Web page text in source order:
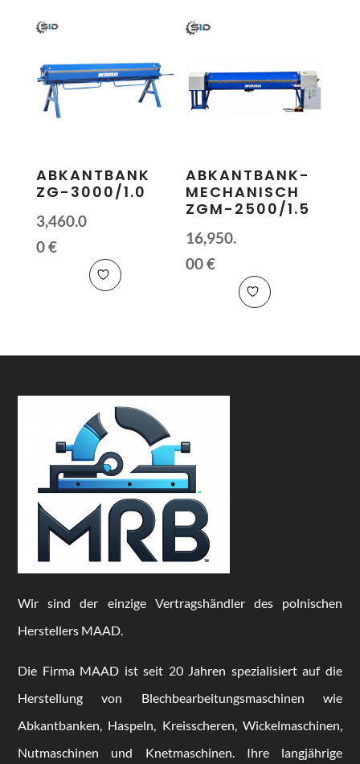
ABKANTBANK
ZG-3000/1.0
3,460.0
0€
ABKANTBANK-
MECHANISCH
ZGM-2500/1.5
16,950.
00€
Wir sind der einzige Vertragshändler des polnischen
Herstellers MAAD.
Die Firma MAAD ist seit 20 Jahren spezialisiert auf die
Herstellung von Blechbearbeitungsmaschinen wie
Abkantbanken, Haspeln, Kreisscheren, Wickelmaschinen,
Nutmaschinen und Knetmaschinen. Ihre langjährige